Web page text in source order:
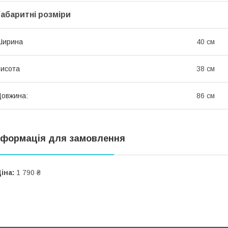
розміри
40 см
38 см
86 см
для замовлення
1 790 ₴